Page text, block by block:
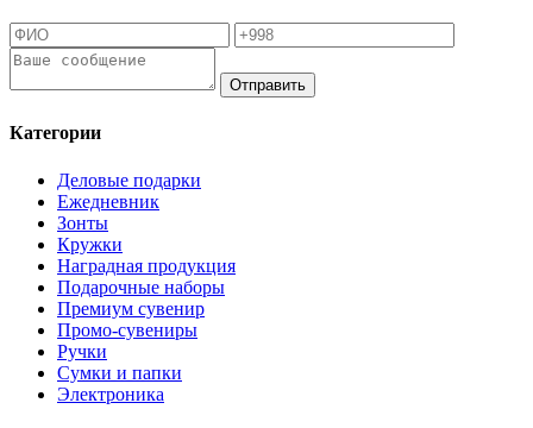
Отправить
Категории
Деловые подарки
Ежедневник
Зонты
Кружки
Наградная продукция
Подарочные наборы
Премиум сувенир
Промо-сувениры
Ручки
Сумки и папки
Электроника